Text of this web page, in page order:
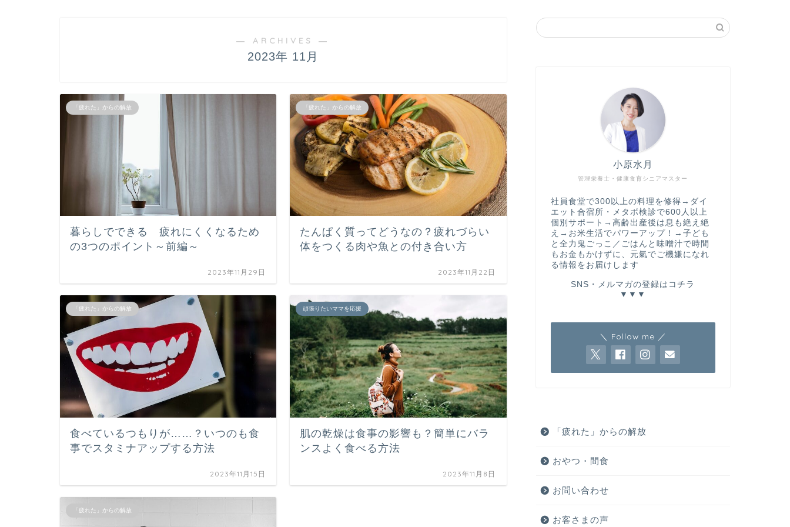
― ARCHIVES ―
2023年 11月
「疲れた」からの解放
暮らしでできる 疲れにくくなるため
の3つのポイント～前編～
2023年11月29日
「疲れた」からの解放
たんぱく質ってどうなの？疲れづらい
体をつくる肉や魚との付き合い方
2023年11月22日
「疲れた」からの解放
食べているつもりが……？いつのも食
事でスタミナアップする方法
2023年11月15日
頑張りたいママを応援
肌の乾燥は食事の影響も？簡単にバラ
ンスよく食べる方法
2023年11月8日
「疲れた」からの解放
管理栄養士・健康食育シニアマスター
小原水月
社員食堂で300以上の料理を修得→ダイ
エット合宿所・メタボ検診で600人以上
個別サポート→高齢出産後は息も絶え絶
え→お米生活でパワーアップ！→子ども
と全力鬼ごっこ／ごはんと味噌汁で時間
もお金もかけずに、元氣でご機嫌になれ
る情報をお届けします
SNS・メルマガの登録はコチラ
▼▼▼
＼ Follow me ／
「疲れた」からの解放
おやつ・間食
お問い合わせ
お客さまの声